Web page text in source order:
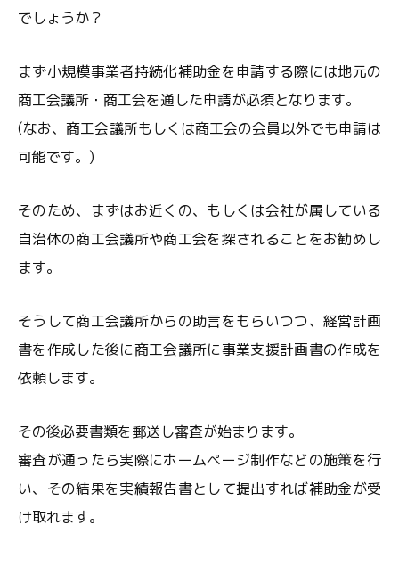
でしょうか？
まず小規模事業者持続化補助金を申請する際には地元の
商工会議所・商工会を通した申請が必須となります。
(なお、商工会議所もしくは商工会の会員以外でも申請は
可能です。)
そのため、まずはお近くの、もしくは会社が属している
自治体の商工会議所や商工会を探されることをお勧めし
ます。
そうして商工会議所からの助言をもらいつつ、経営計画
書を作成した後に商工会議所に事業支援計画書の作成を
依頼します。
その後必要書類を郵送し審査が始まります。
審査が通ったら実際にホームページ制作などの施策を行
い、その結果を実績報告書として提出すれば補助金が受
け取れます。